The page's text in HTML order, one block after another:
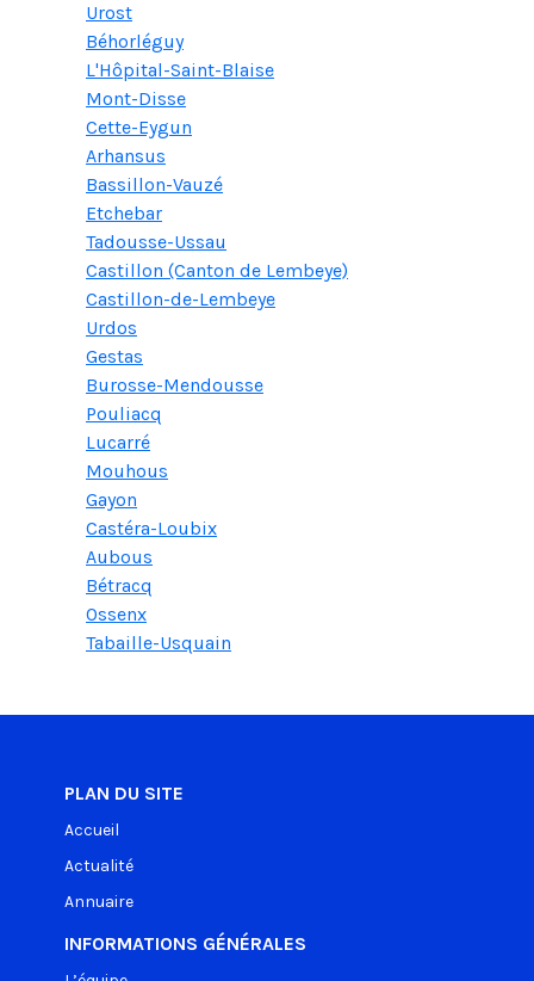
Urost
Béhorléguy
L'Hôpital-Saint-Blaise
Mont-Disse
Cette-Eygun
Arhansus
Bassillon-Vauzé
Etchebar
Tadousse-Ussau
Castillon (Canton de Lembeye)
Castillon-de-Lembeye
Urdos
Gestas
Burosse-Mendousse
Pouliacq
Lucarré
Mouhous
Gayon
Castéra-Loubix
Aubous
Bétracq
Ossenx
Tabaille-Usquain
PLAN DU SITE
Accueil
Actualité
Annuaire
INFORMATIONS GÉNÉRALES